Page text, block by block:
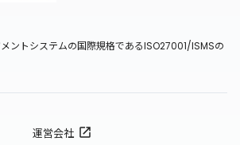
ントシステムの国際規格であるISO27001/ISMSの
運営会社